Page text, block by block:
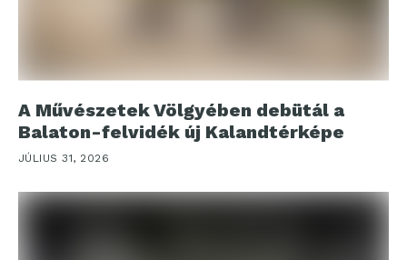
A Művészetek Völgyében debütál a
Balaton-felvidék új Kalandtérképe
JÚLIUS 31, 2026